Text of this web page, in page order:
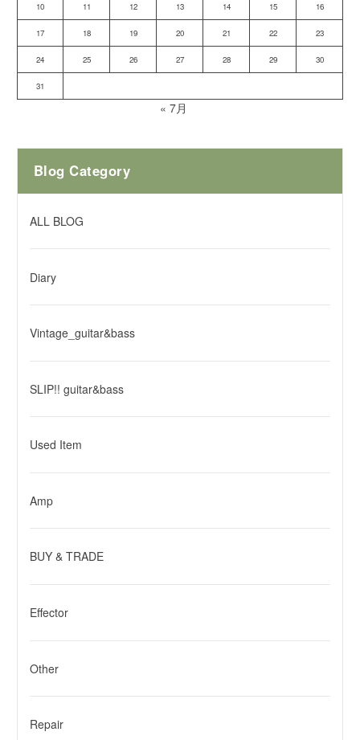
10 11 12 13 14 15 16
17 18 19 20 21 22 23
24 25 26 27 28 29 30
31
« 7月
Blog Category
ALL BLOG
Diary
Vintage_guitar&bass
SLIP!! guitar&bass
Used Item
Amp
BUY & TRADE
Effector
Other
Repair